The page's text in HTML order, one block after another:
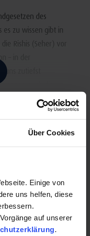
Über Cookies
Einige von
uns helfen, diese
auf unserer
.
des
es zu wissen gibt in
Rishis (Seher) vor
– in der
uns zutiefst
sagen auch die
Ayurveda
oder einer Kultur.
Gesundheits-